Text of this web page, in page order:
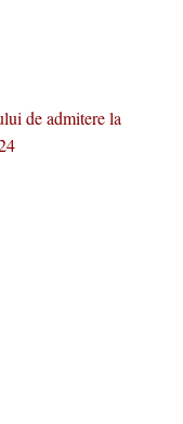
de admitere la